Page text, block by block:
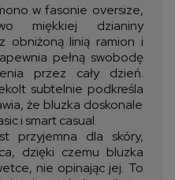
w fasonie oversize,
miękkiej dzianiny
obniżoną linią ramion i
pełną swobodę
przez cały dzień.
subtelnie podkreśla
że bluzka doskonale
i smart casual.
przyjemna dla skóry,
dzięki czemu bluzka
nie opinając jej. To